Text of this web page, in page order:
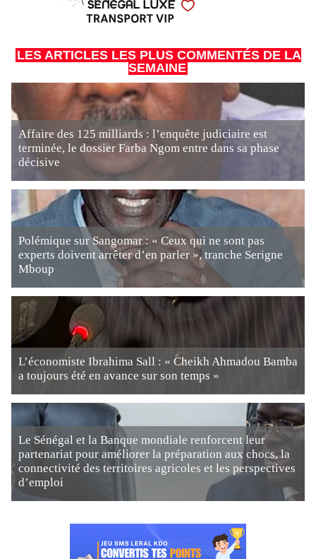
LES ARTICLES LES PLUS COMMENTÉS DE LA
SEMAINE
Affaire des 125 milliards : l’enquête judiciaire est
terminée, le dossier Farba Ngom entre dans sa phase
décisive
Polémique sur Sangomar : « Ceux qui ne sont pas
experts doivent arrêter d’en parler », tranche Serigne
Mboup
L’économiste Ibrahima Sall : « Cheikh Ahmadou Bamba
a toujours été en avance sur son temps »
Le Sénégal et la Banque mondiale renforcent leur
partenariat pour améliorer la préparation aux chocs, la
connectivité des territoires agricoles et les perspectives
d’emploi